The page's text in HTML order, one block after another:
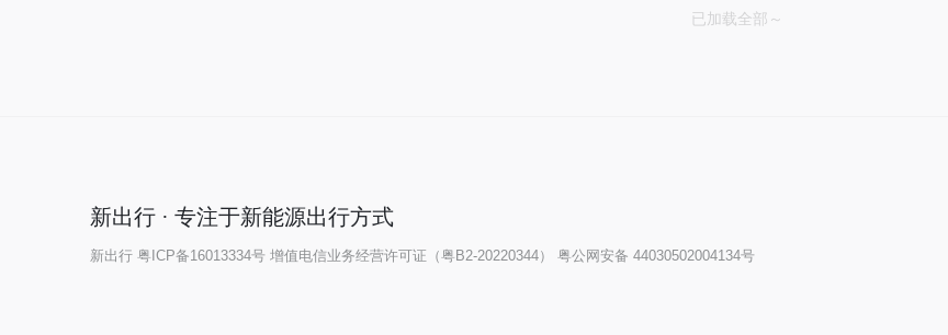
已加载全部～
新出行 · 专注于新能源出行方式
新出行 粤ICP备16013334号 增值电信业务经营许可证（粤B2-20220344） 粤公网安备 44030502004134号